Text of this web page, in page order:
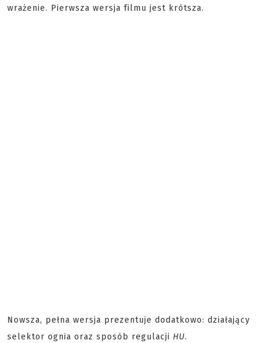
wrażenie. Pierwsza wersja filmu jest krótsza.
Nowsza, pełna wersja prezentuje dodatkowo: działający
selektor ognia oraz sposób regulacji HU.